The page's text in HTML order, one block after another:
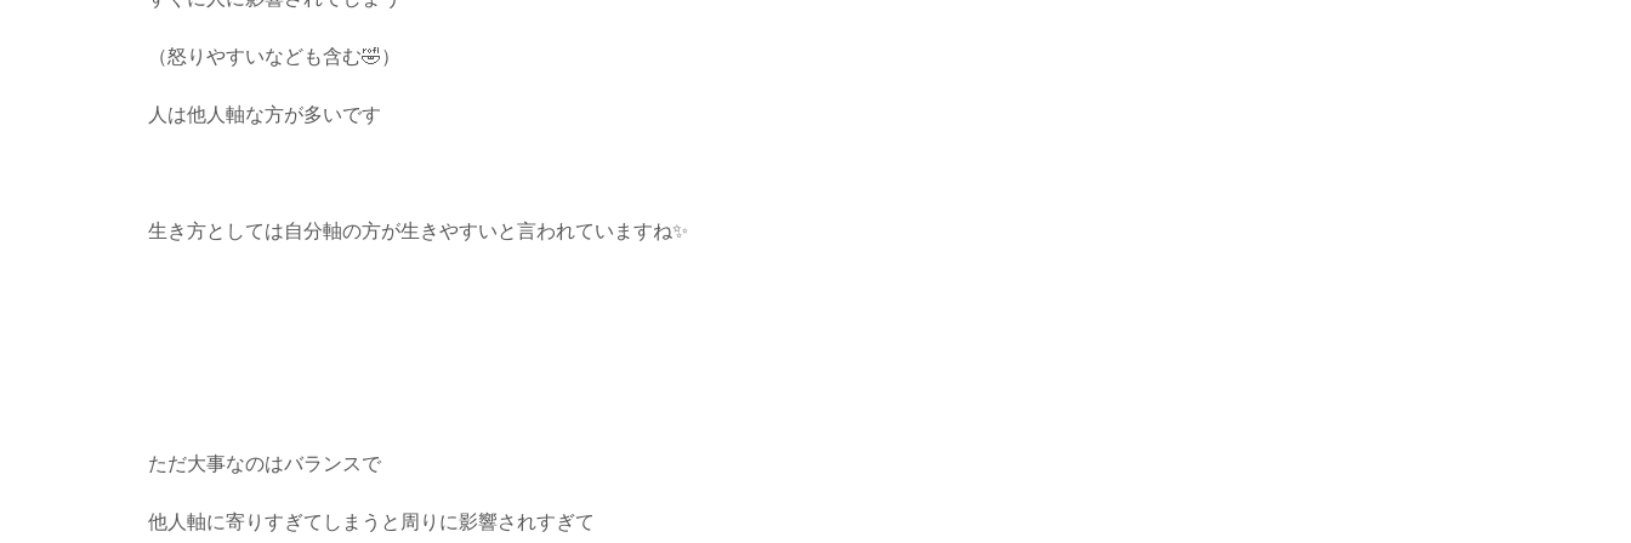
（怒りやすいなども含む🤣）
人は他人軸な方が多いです
生き方としては自分軸の方が生きやすいと言われていますね✨
ただ大事なのはバランスで
他人軸に寄りすぎてしまうと周りに影響されすぎて